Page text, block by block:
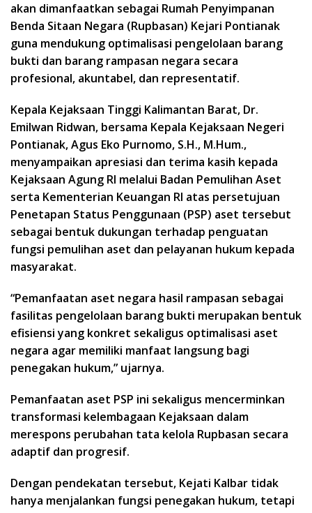
akan dimanfaatkan sebagai Rumah Penyimpanan
Benda Sitaan Negara (Rupbasan) Kejari Pontianak
guna mendukung optimalisasi pengelolaan barang
bukti dan barang rampasan negara secara
profesional, akuntabel, dan representatif.
Kepala Kejaksaan Tinggi Kalimantan Barat, Dr.
Emilwan Ridwan, bersama Kepala Kejaksaan Negeri
Pontianak, Agus Eko Purnomo, S.H., M.Hum.,
menyampaikan apresiasi dan terima kasih kepada
Kejaksaan Agung RI melalui Badan Pemulihan Aset
serta Kementerian Keuangan RI atas persetujuan
Penetapan Status Penggunaan (PSP) aset tersebut
sebagai bentuk dukungan terhadap penguatan
fungsi pemulihan aset dan pelayanan hukum kepada
masyarakat.
“Pemanfaatan aset negara hasil rampasan sebagai
fasilitas pengelolaan barang bukti merupakan bentuk
efisiensi yang konkret sekaligus optimalisasi aset
negara agar memiliki manfaat langsung bagi
penegakan hukum,” ujarnya.
Pemanfaatan aset PSP ini sekaligus mencerminkan
transformasi kelembagaan Kejaksaan dalam
merespons perubahan tata kelola Rupbasan secara
adaptif dan progresif.
Dengan pendekatan tersebut, Kejati Kalbar tidak
hanya menjalankan fungsi penegakan hukum, tetapi